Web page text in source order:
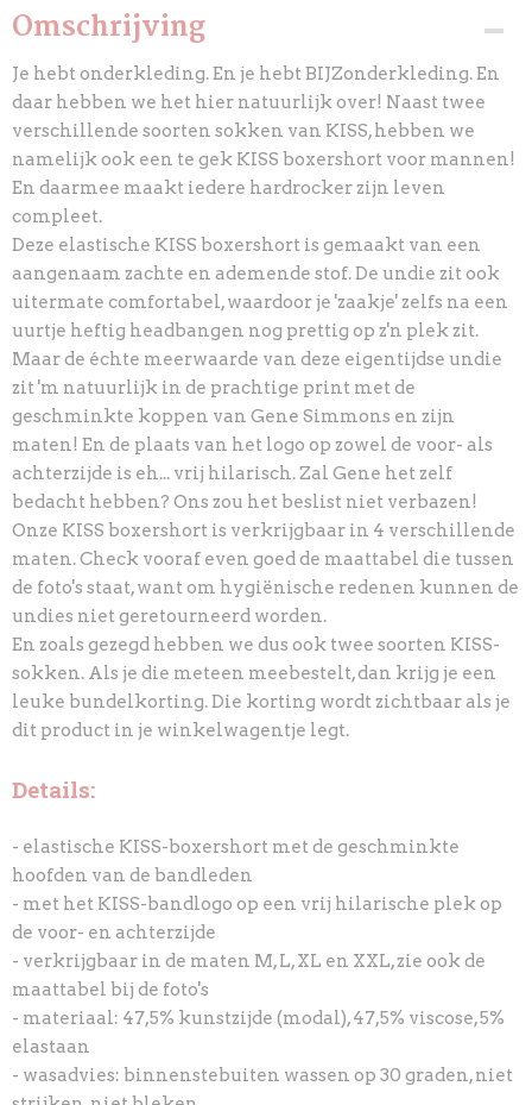
Omschrijving
Je hebt onderkleding. En je hebt BIJZonderkleding. En
daar hebben we het hier natuurlijk over! Naast twee
verschillende soorten sokken van KISS, hebben we
namelijk ook een te gek KISS boxershort voor mannen!
En daarmee maakt iedere hardrocker zijn leven
compleet.
Deze elastische KISS boxershort is gemaakt van een
aangenaam zachte en ademende stof. De undie zit ook
uitermate comfortabel, waardoor je 'zaakje' zelfs na een
uurtje heftig headbangen nog prettig op z'n plek zit.
Maar de échte meerwaarde van deze eigentijdse undie
zit 'm natuurlijk in de prachtige print met de
geschminkte koppen van Gene Simmons en zijn
maten! En de plaats van het logo op zowel de voor- als
achterzijde is eh... vrij hilarisch. Zal Gene het zelf
bedacht hebben? Ons zou het beslist niet verbazen!
Onze KISS boxershort is verkrijgbaar in 4 verschillende
maten. Check vooraf even goed de maattabel die tussen
de foto's staat, want om hygiënische redenen kunnen de
undies niet geretourneerd worden.
En zoals gezegd hebben we dus ook twee soorten KISS-
sokken. Als je die meteen meebestelt, dan krijg je een
leuke bundelkorting. Die korting wordt zichtbaar als je
dit product in je winkelwagentje legt.
Details:
- elastische KISS-boxershort met de geschminkte
hoofden van de bandleden
- met het KISS-bandlogo op een vrij hilarische plek op
de voor- en achterzijde
- verkrijgbaar in de maten M, L, XL en XXL, zie ook de
maattabel bij de foto's
- materiaal: 47,5% kunstzijde (modal), 47,5% viscose, 5%
elastaan
- wasadvies: binnenstebuiten wassen op 30 graden, niet